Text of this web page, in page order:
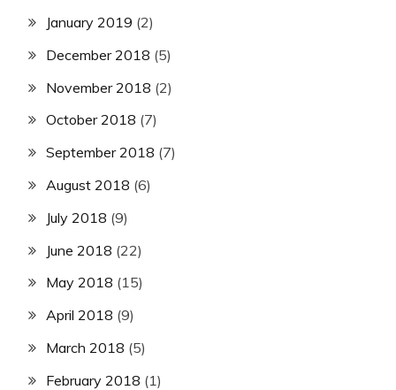
January 2019 (2)
December 2018 (5)
November 2018 (2)
October 2018 (7)
September 2018 (7)
August 2018 (6)
July 2018 (9)
June 2018 (22)
May 2018 (15)
April 2018 (9)
March 2018 (5)
February 2018 (1)